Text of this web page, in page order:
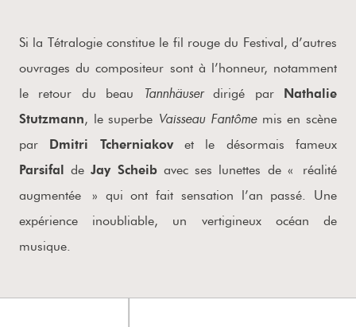
Si la Tétralogie constitue le fil rouge du Festival, d’autres
ouvrages du compositeur sont à l’honneur, notamment
le retour du beau
Tannhäuserdirigé par Nathalie
Stutzmann, le superbe Vaisseau Fantômemis en scène
par Dmitri Tcherniakovet le désormais fameux
Parsifal deJay Scheibavec ses lunettes de « réalité
augmentée » qui ont fait sensation l’an passé. Une
expérience inoubliable, un vertigineux océan de
musique.